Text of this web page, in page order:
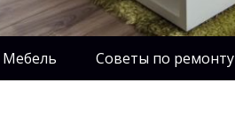
Мебель Советы по ремонту